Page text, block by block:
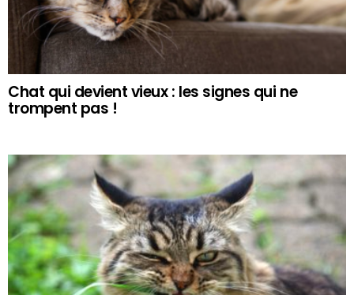
Chat qui devient vieux : les signes qui ne
trompent pas !